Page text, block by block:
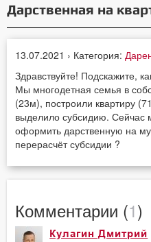
Дарственная на
13.07.2021 › Категория:
Здравствуйте! Подскажите,
Мы многодетная семья в
(23м), построили квартиру
выделило субсидию. Сейчас
оформить дарственную на
перерасчёт субсидии ?
Комментарии (1)
Кулагин Дмитрий